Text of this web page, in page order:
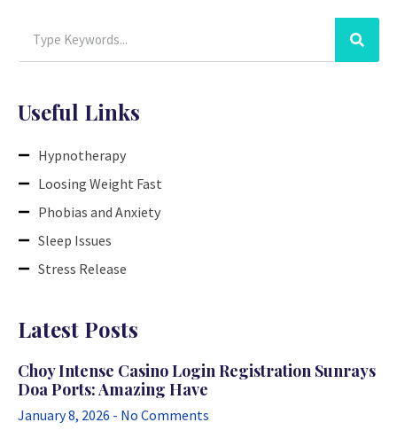
Useful Links
Hypnotherapy
Loosing Weight Fast
Phobias and Anxiety
Sleep Issues
Stress Release
Latest Posts
Choy Intense Casino Login Registration Sunrays
Doa Ports: Amazing Have
January 8, 2026 No Comments